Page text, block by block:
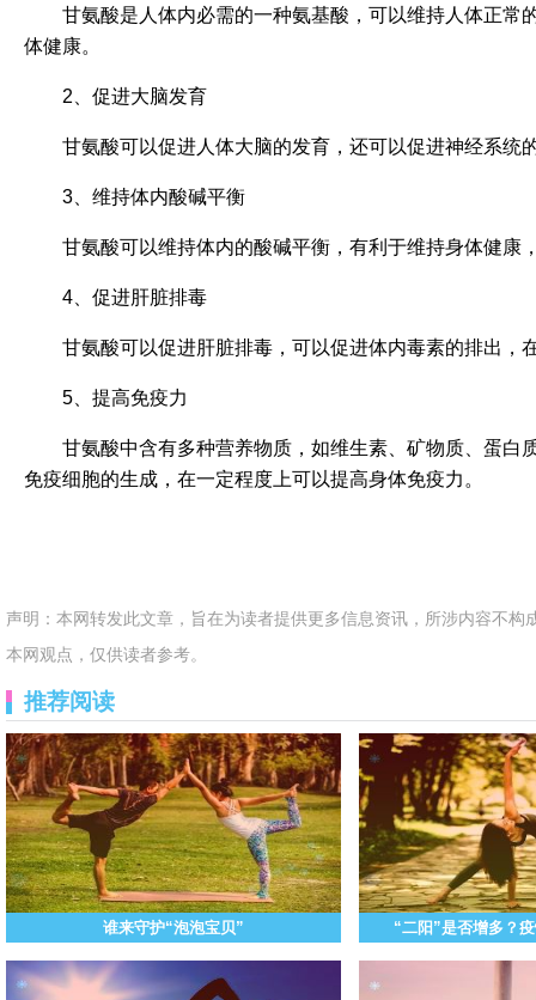
甘氨酸是人体内必需的一种氨基酸，可以维持人体正常
体健康。
2、促进大脑发育
甘氨酸可以促进人体大脑的发育，还可以促进神经系统
3、维持体内酸碱平衡
甘氨酸可以维持体内的酸碱平衡，有利于维持身体健康
4、促进肝脏排毒
甘氨酸可以促进肝脏排毒，可以促进体内毒素的排出，
5、提高免疫力
甘氨酸中含有多种营养物质，如维生素、矿物质、蛋白
免疫细胞的生成，在一定程度上可以提高身体免疫力。
声明：本网转发此文章，旨在为读者提供更多信息资讯，所涉内容不
本网观点，仅供读者参考。
推荐阅读
谁来守护“泡泡宝贝” “二阳”是否增多？